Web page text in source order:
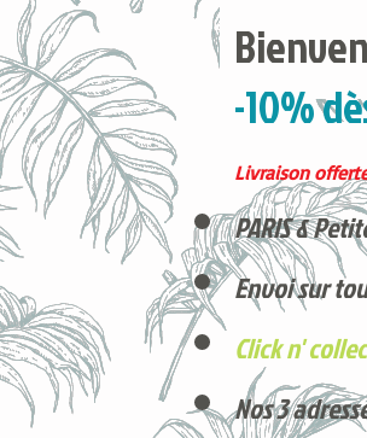
-10%
Livraison
PARIS &
Envoi sur
Click n'
Nos 3